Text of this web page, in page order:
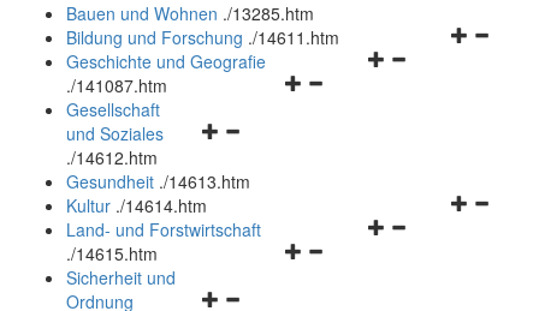
Bauen und Wohnen ./13285.htm
Navigationsmenü
Bildung und Forschung ./14611.htm
Navigationsmenü
Geschichte und Geografie
./141087.htm
Navigationsmenü
und
schließen
Gesellschaft
und Soziales
./14612.htm
Gesundheit ./14613.htm
Navigationsmenü
Kultur ./14614.htm
Navigationsmenü
Land- und Forstwirtschaft
./14615.htm
Navigationsmenü
Sicherheit und
Ordnung